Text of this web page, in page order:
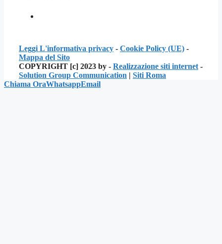
Leggi L'informativa privacy - Cookie Policy (UE) -
Mappa del Sito
COPYRIGHT [c] 2023 by - Realizzazione siti internet -
Solution Group Communication | Siti Roma
Chiama OraWhatsappEmail